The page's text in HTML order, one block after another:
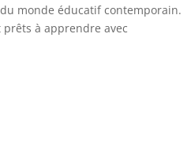
monde éducatif contemporain.
à apprendre avec